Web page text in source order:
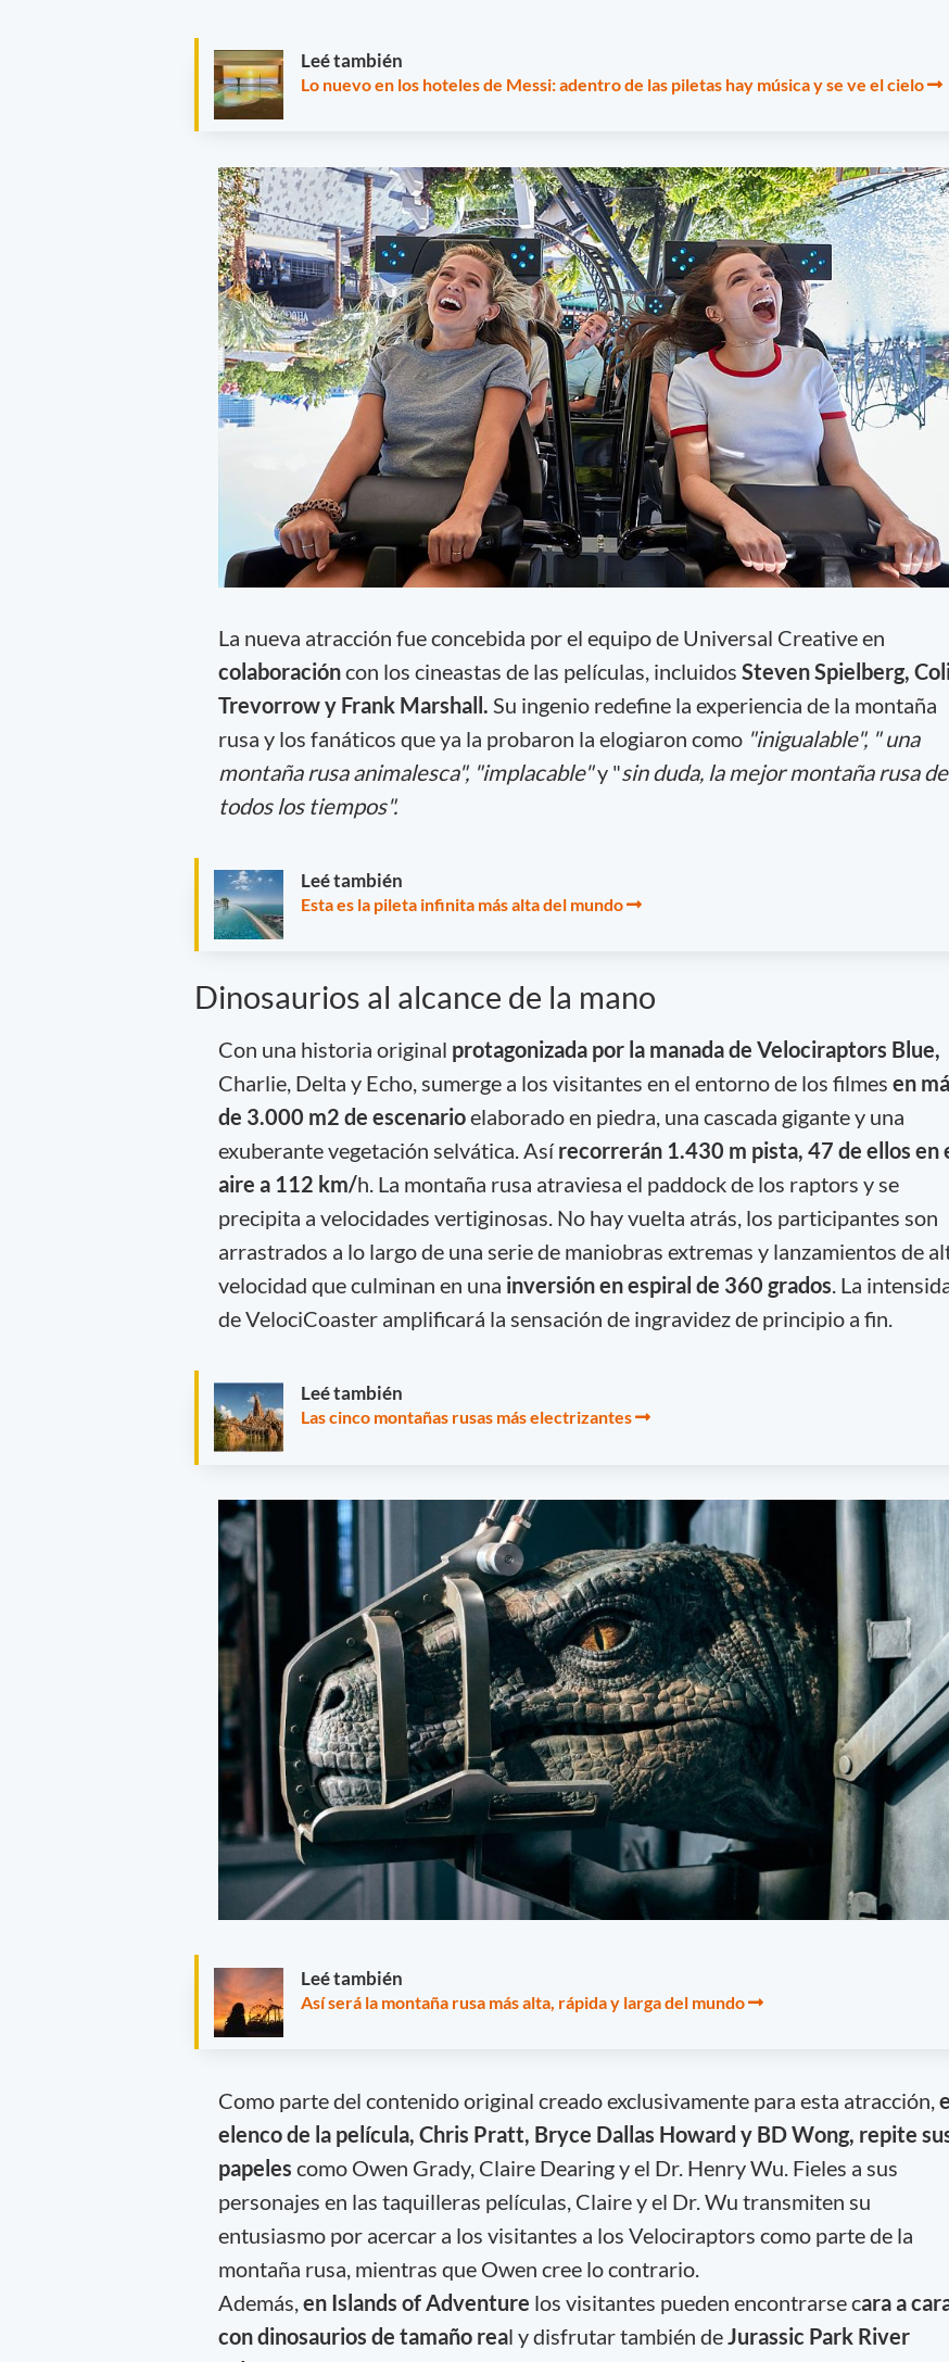
Leé también
Lo nuevo en los hoteles de Messi: adentro de las piletas hay música y se ve el cielo
La nueva atracción fue concebida por el equipo de Universal Creative en
colaboracióncon los cineastas de las películas, incluidos Steven Spielberg,
Trevorrow y Frank Marshall. Su ingenio redefine la experiencia de la montaña
rusa y los fanáticos que ya la probaron la elogiaron como"inigualable", " una
montaña rusa animalesca", "implacable"y "sin duda, la mejor montaña rusa de
todos los tiempos".
Leé también
Esta es la pileta infinita más alta del mundo
Dinosaurios al alcance de la mano
Con una historia original protagonizada por la manada de Velociraptors Blue,
Charlie, Delta y Echo, sumerge a los visitantes en el entorno de los filmes en
de 3.000 m2 de escenarioelaborado en piedra, una cascada gigante y una
exuberante vegetación selvática. Asírecorrerán 1.430 m pista, 47 de ellos en
aire a 112 km/h. La montaña rusa atraviesa el paddock de los raptors y se
precipita a velocidades vertiginosas. No hay vuelta atrás, los participantes son
arrastrados a lo largo de una serie de maniobras extremas y lanzamientos de
velocidad que culminan en una inversión en espiral de 360 grados . La
de VelociCoaster amplificará la sensación de ingravidez de principio a fin.
Leé también
Las cinco montañas rusas más electrizantes
Leé también
Así será la montaña rusa más alta, rápida y larga del mundo
Como parte del contenido original creado exclusivamente para esta atracción,el
elenco de la película, Chris Pratt, Bryce Dallas Howard y BD Wong, repite
papeles como Owen Grady, Claire Dearing y el Dr. Henry Wu. Fieles a sus
personajes en las taquilleras películas, Claire y el Dr. Wu transmiten su
entusiasmo por acercar a los visitantes a los Velociraptors como parte de la
montaña rusa, mientras que Owen cree lo contrario.
Además,en Islands of Adventure los visitantes pueden encontrarse cara a
con dinosaurios de tamaño real y disfrutar también deJurassic Park River